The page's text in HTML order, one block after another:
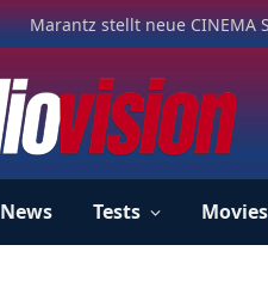
Marantz stellt neue CINEMA
News Tests